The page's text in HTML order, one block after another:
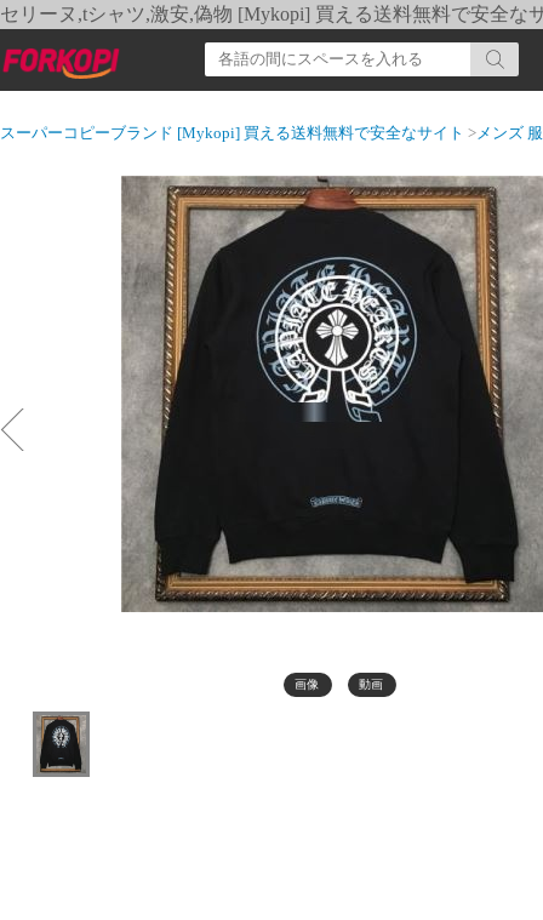
セリーヌ,tシャツ,激安,偽物 [Mykopi] 買える送料無料で安全な
スーパーコピーブランド [Mykopi] 買える送料無料で安全なサイト >メンズ 服
画像 動画